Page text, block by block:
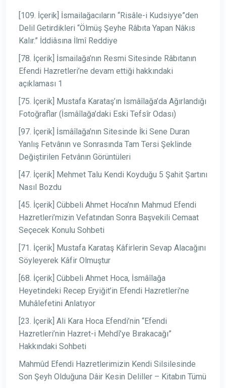
[109. İçerik] İsmailağacıların “Risâle-i Kudsiyye”den
Delil Getirdikleri “Ölmüş Şeyhe Râbıta Yapan Nâkıs
Kalır.” İddiâsına İlmî Reddiye
[78. İçerik] İsmailağa’nın Resmi Sitesinde Râbıtanın
Efendi Hazretleri’ne devam ettiği hakkındaki
açıklaması 1
[75. İçerik] Mustafa Karataş’ın İsmâîlağa’da Ağırlandığı
Fotoğraflar (İsmâîlağa’daki Eski Tefsîr Odası)
[97. İçerik] İsmâîlağa’nın Sitesinde İki Sene Duran
Yanlış Fetvânın ve Sonrasında Tam Tersi Şeklinde
Değiştirilen Fetvânın Görüntüleri
[47. İçerik] Mehmet Talu Kendi Koyduğu 5 Şahit Şartını
Nasıl Bozdu
[45. İçerik] Cübbeli Ahmet Hoca’nın Mahmud Efendi
Hazretleri’mizin Vefatından Sonra Başvekili Cemaat
Seçecek Konulu Sohbeti
[71. İçerik] Mustafa Karataş Kâfirlerin Sevap Alacağını
Söyleyerek Kâfir Olmuştur
[68. İçerik] Cübbeli Ahmet Hoca, İsmâîlağa
Heyetindeki Recep Eryiğit’in Efendi Hazretleri’ne
Muhâlefetini Anlatıyor
[23. İçerik] Ali Kara Hoca Efendi’nin “Efendi
Hazretleri’nin Hazret-i Mehdî’ye Bırakacağı”
Hakkındaki Sohbeti
Mahmûd Efendi Hazretlerimizin Kendi Silsilesinde
Son Şeyh Olduğuna Dâir Kesin Deliller – Kitabın Tümü